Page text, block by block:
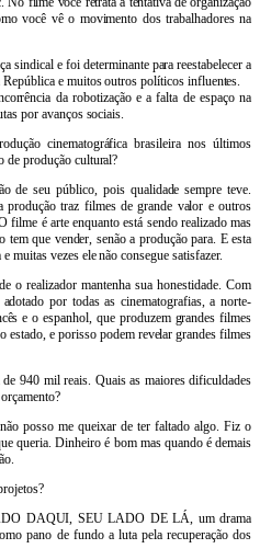
você vê o movimento dos trabalhadores na
sindical e foi determinante para reestabelecer a
e muitos outros políticos influentes.
da robotização e a falta de espaço na
por avanços sociais.
cinematográfica brasileira nos últimos
de produção cultural?
de seu público, pois qualidade sempre teve.
produção traz filmes de grande valor e outros
filme é arte enquanto está sendo realizado mas
que vender, senão a produção para. E esta
muitas vezes ele não consegue satisfazer.
o realizador mantenha sua honestidade. Com
por todas as cinematografias, a norte-
e o espanhol, que produzem grandes filmes
estado, e porisso podem revelar grandes filmes
940 mil reais. Quais as maiores dificuldades
posso me queixar de ter faltado algo. Fiz o
queria. Dinheiro é bom mas quando é demais
DAQUI, SEU LADO DE LÁ, um drama
pano de fundo a luta pela recuperação dos